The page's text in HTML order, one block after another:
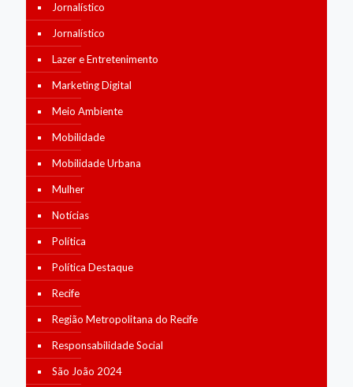
Jornalístico
Jornalístico
Lazer e Entretenimento
Marketing Digital
Meio Ambiente
Mobilidade
Mobilidade Urbana
Mulher
Notícias
Política
Política Destaque
Recife
Região Metropolitana do Recife
Responsabilidade Social
São João 2024